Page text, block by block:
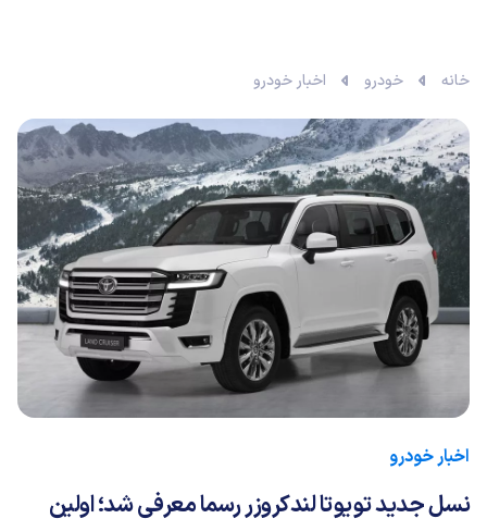
خانه خودرو اخبار خودرو
اخبار خودرو
نسل جدید تویوتا لندکروزر رسما معرفی شد؛ اولین